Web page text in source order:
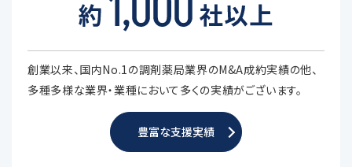
創業以来、国内No.1の調剤薬局業界のM&A成約実績の他、
多種多様な業界・業種において多くの実績がございます。
豊富な支援実績